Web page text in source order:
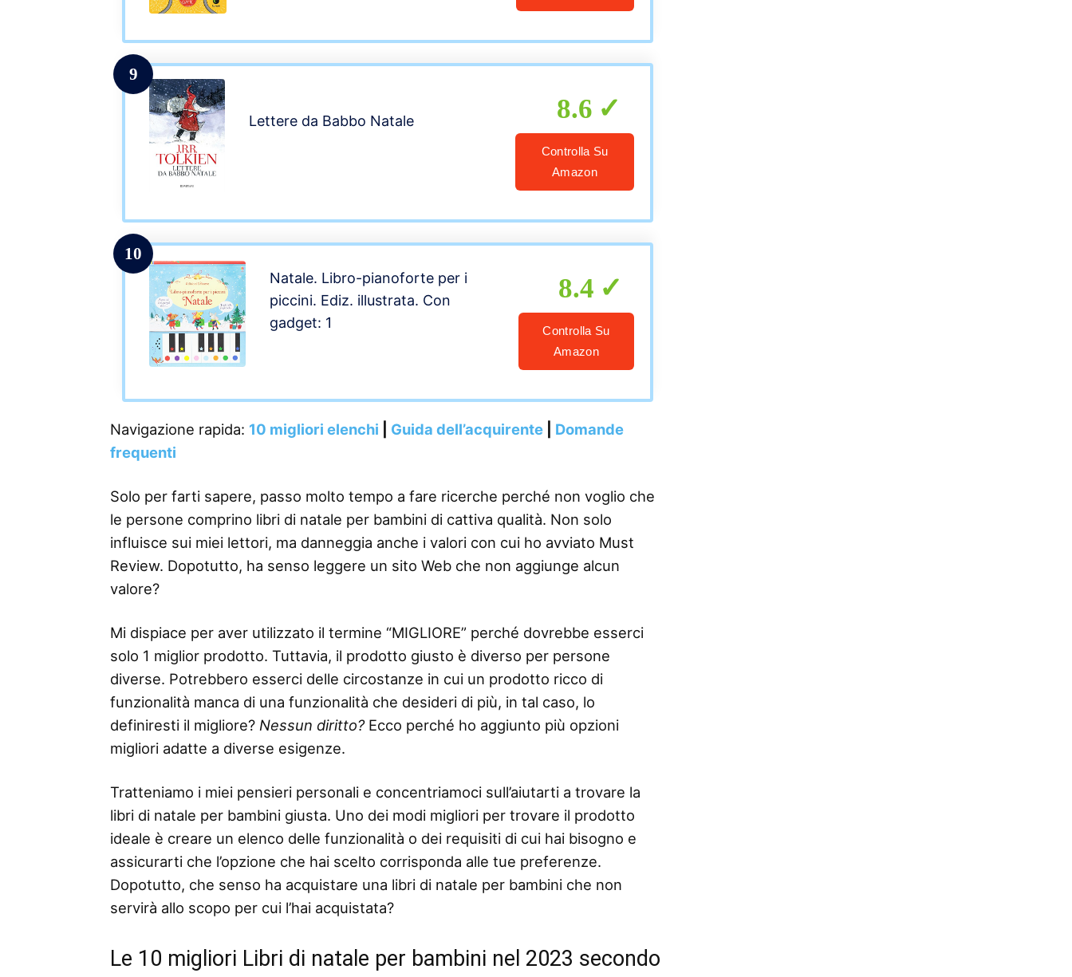
9
Lettere da Babbo Natale 8.6
Controlla Su
Amazon
10
Natale. Libro-pianoforte per i
piccini. Ediz. illustrata. Con
gadget: 1
8.4
Controlla Su
Amazon
Navigazione rapida: 10 migliori elenchi Guida dell’acquirente
Domande
frequenti
Solo per farti sapere, passo molto tempo a fare ricerche perché non voglio che
le persone comprino libri di natale per bambini di cattiva qualità. Non solo
influisce sui miei lettori, ma danneggia anche i valori con cui ho avviato Must
Review. Dopotutto, ha senso leggere un sito Web che non aggiunge alcun
valore?
Mi dispiace per aver utilizzato il termine “MIGLIORE” perché dovrebbe esserci
solo 1 miglior prodotto. Tuttavia, il prodotto giusto è diverso per persone
diverse. Potrebbero esserci delle circostanze in cui un prodotto ricco di
funzionalità manca di una funzionalità che desideri di più, in tal caso, lo
definiresti il ​​migliore? Nessun diritto?Ecco perché ho aggiunto più opzioni
migliori adatte a diverse esigenze.
Tratteniamo i miei pensieri personali e concentriamoci sull’aiutarti a trovare la
libri di natale per bambini giusta. Uno dei modi migliori per trovare il prodotto
ideale è creare un elenco delle funzionalità o dei requisiti di cui hai bisogno e
assicurarti che l’opzione che hai scelto corrisponda alle tue preferenze.
Dopotutto, che senso ha acquistare una libri di natale per bambini che non
servirà allo scopo per cui l’hai acquistata?
Le 10 migliori Libri di natale per bambini nel 2023 secondo